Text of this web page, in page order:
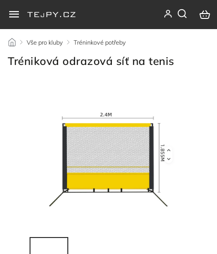
/ Vše pro kluby / Tréninkové potřeby
Tréniková odrazová síť na tenis